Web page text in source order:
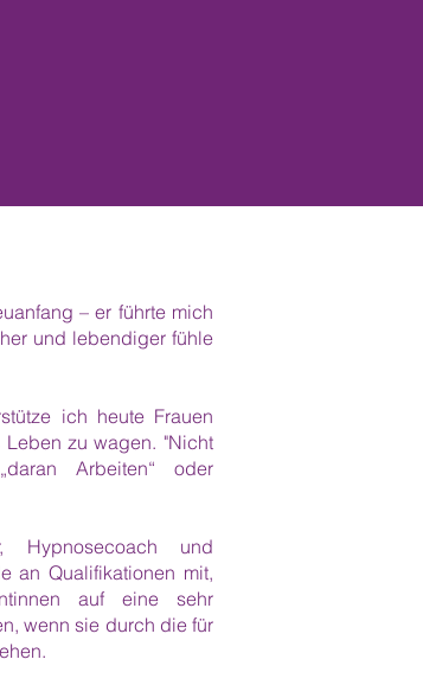
– er führte mich
und lebendiger fühle
ich heute Frauen
zu wagen. "Nicht
Arbeiten“ oder
Hypnosecoach und
an Qualifikationen mit,
auf eine sehr
wenn sie durch die für